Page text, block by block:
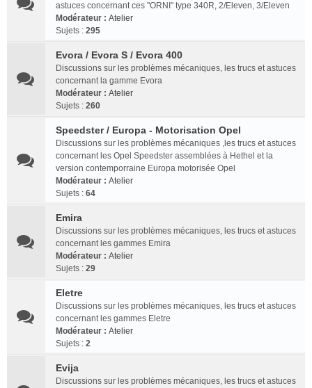
astuces concernant ces "ORNI" type 340R, 2/Eleven, 3/Eleven
Modérateur : Atelier
Sujets : 295
Evora / Evora S / Evora 400
Discussions sur les problèmes mécaniques, les trucs et astuces
concernant la gamme Evora
Modérateur : Atelier
Sujets : 260
Speedster / Europa - Motorisation Opel
Discussions sur les problèmes mécaniques ,les trucs et astuces
concernant les Opel Speedster assemblées à Hethel et la
version contemporraine Europa motorisée Opel
Modérateur : Atelier
Sujets : 64
Emira
Discussions sur les problèmes mécaniques, les trucs et astuces
concernant les gammes Emira
Modérateur : Atelier
Sujets : 29
Eletre
Discussions sur les problèmes mécaniques, les trucs et astuces
concernant les gammes Eletre
Modérateur : Atelier
Sujets : 2
Evija
Discussions sur les problèmes mécaniques, les trucs et astuces